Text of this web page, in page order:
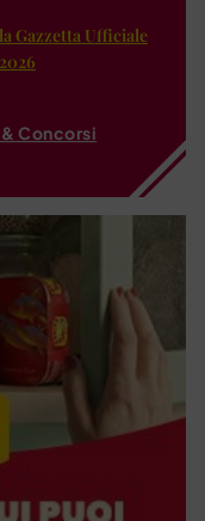
Gazzetta Ufficiale
Concorsi